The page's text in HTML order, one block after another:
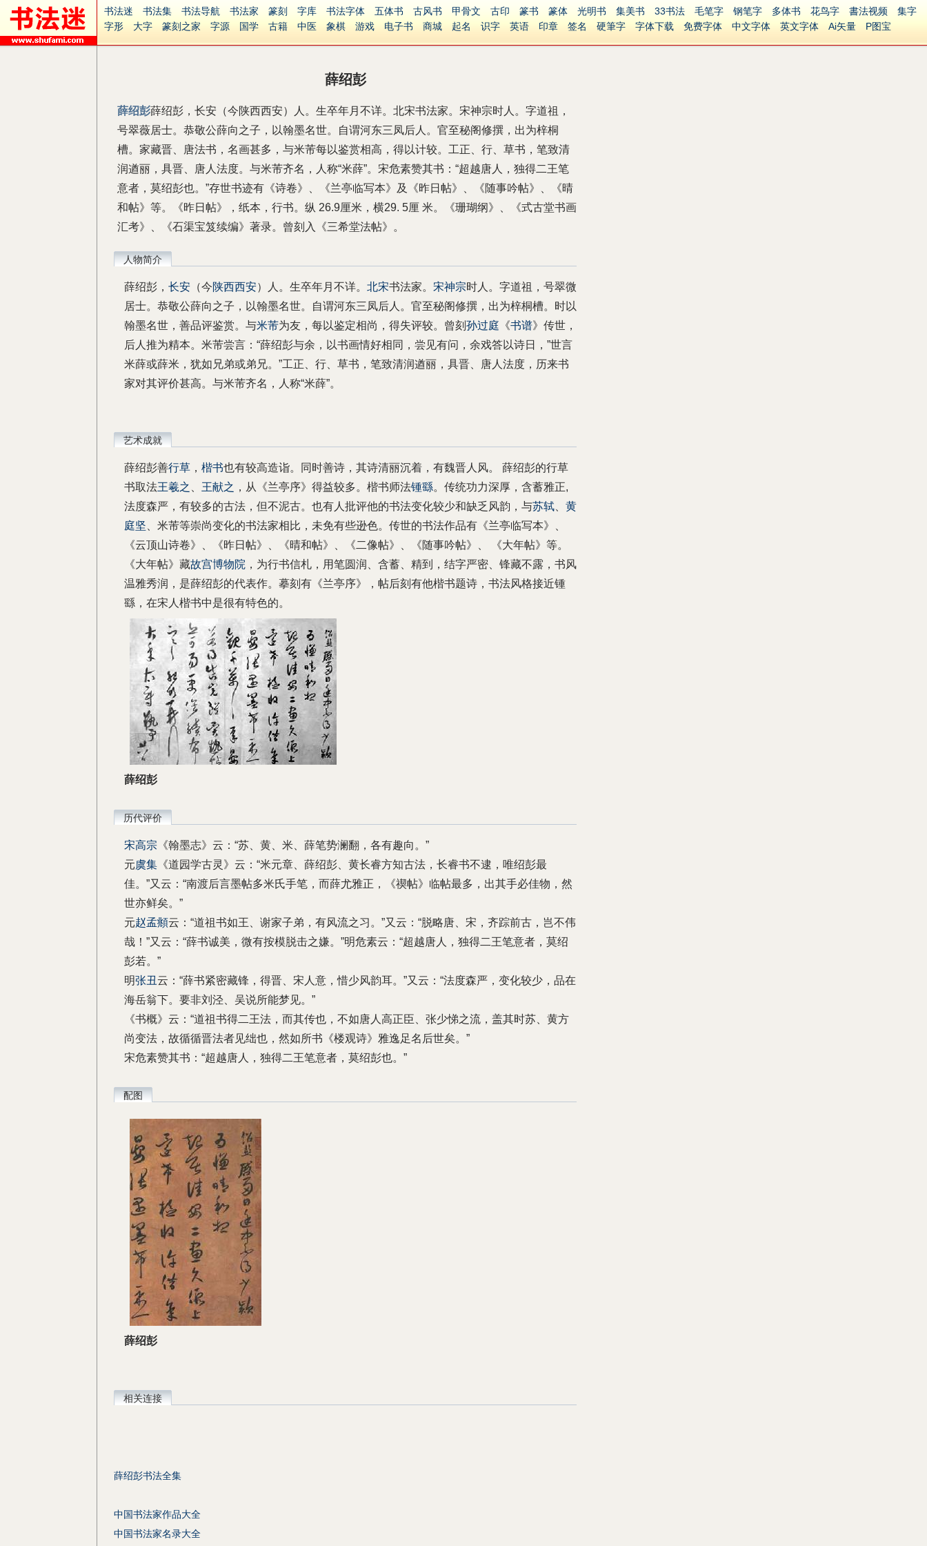
书法迷 书法集 书法导航 书法家 篆刻 字库 书法字体 五体书 古风书 甲骨文 古印 篆书 篆体 光明书 集美书 33书法 毛笔字 钢笔字 多体书 花鸟字 書法视频
集字
字形
大字 篆刻之家 字源 国学 古籍 中医 象棋 游戏 电子书 商城 起名 识字 英语 印章 签名 硬筆字 字体下载 免费字体 中文字体 英文字体 Ai矢量
P图宝
薛绍彭
薛绍彭薛绍彭，长安（今陕西西安）人。生卒年月不详。北宋书法家。宋神宗时人。字道祖，
号翠薇居士。恭敬公薛向之子，以翰墨名世。自谓河东三凤后人。官至秘阁修撰，出为梓桐
槽。家藏晋、唐法书，名画甚多，与米芾每以鉴赏相高，得以计较。工正、行、草书，笔致清
润遒丽，具晋、唐人法度。与米芾齐名，人称“米薛”。宋危素赞其书：“超越唐人，独得二王笔
意者，莫绍彭也。”存世书迹有《诗卷》、《兰亭临写本》及《昨日帖》、《随事吟帖》、《晴
和帖》等。《昨日帖》，纸本，行书。纵 26.9厘米，横29. 5厘 米。《珊瑚纲》、《式古堂书画
汇考》、《石渠宝笈续编》著录。曾刻入《三希堂法帖》。
人物简介
薛绍彭， 长安 （今陕西西安）人。生卒年月不详。 北宋书法家。 宋神宗时人。字道祖，号翠微
居士。恭敬公薛向之子，以翰墨名世。自谓河东三凤后人。官至秘阁修撰，出为梓桐槽。时以
翰墨名世，善品评鉴赏。与米芾为友，每以鉴定相尚，得失评较。曾刻 孙过庭 《书谱》传世，
后人推为精本。米芾尝言：“薛绍彭与余，以书画情好相同，尝见有问，余戏答以诗日，”世言
米薛或薛米，犹如兄弟或弟兄。”工正、行、草书，笔致清润遒丽，具晋、唐人法度，历来书
家对其评价甚高。与米芾齐名，人称“米薛”。
艺术成就
薛绍彭善行草 ， 楷书也有较高造诣。同时善诗，其诗清丽沉着，有魏晋人风。 薛绍彭的行草
书取法王羲之 王献之 ，从《兰亭序》得益较多。楷书师法锺繇。传统功力深厚，含蓄雅正,
法度森严，有较多的古法，但不泥古。也有人批评他的书法变化较少和缺乏风韵，与苏轼
黄
庭坚 、米芾等崇尚变化的书法家相比，未免有些逊色。传世的书法作品有《兰亭临写本》、
《云顶山诗卷》、《昨日帖》、《晴和帖》、《二像帖》、《随事吟帖》、 《大年帖》等。
《大年帖》藏故宫博物院 ，为行书信札，用笔圆润、含蓄、精到，结字严密、锋藏不露，书风
温雅秀润，是薛绍彭的代表作。摹刻有《兰亭序》，帖后刻有他楷书题诗，书法风格接近锺
繇，在宋人楷书中是很有特色的。
薛绍彭
历代评价
宋高宗 《翰墨志》云：“苏、黄、米、薛笔势澜翻，各有趣向。”
元虞集 《道园学古灵》云：“米元章、薛绍彭、黄长睿方知古法，长睿书不逮，唯绍彭最
佳。”又云：“南渡后言墨帖多米氏手笔，而薛尤雅正，《禊帖》临帖最多，出其手必佳物，然
世亦鲜矣。”
元赵孟頫云：“道祖书如王、谢家子弟，有风流之习。”又云：“脱略唐、宋，齐踪前古，岂不伟
哉！”又云：“薛书诚美，微有按模脱击之嫌。”明危素云：“超越唐人，独得二王笔意者，莫绍
彭若。”
明张丑云：“薛书紧密藏锋，得晋、宋人意，惜少风韵耳。”又云：“法度森严，变化较少，品在
海岳翁下。要非刘泾、吴说所能梦见。”
《书概》云：“道祖书得二王法，而其传也，不如唐人高正臣、张少悌之流，盖其时苏、黄方
尚变法，故循循晋法者见绌也，然如所书《楼观诗》雅逸足名后世矣。”
宋危素赞其书：“超越唐人，独得二王笔意者，莫绍彭也。”
配图
薛绍彭
相关连接
薛绍彭书法全集
中国书法家作品大全
中国书法家名录大全